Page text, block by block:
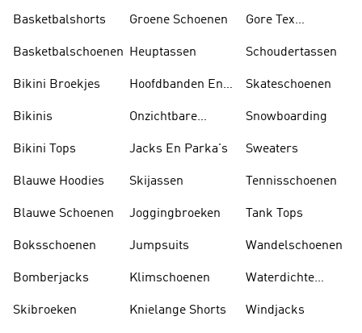
Basketbalshorts
Basketbalschoenen
Bikini Broekjes
Bikinis
Bikini Tops
Blauwe Hoodies
Blauwe Schoenen
Boksschoenen
Bomberjacks
Skibroeken
Groene Schoenen
Heuptassen
Hoofdbanden En
Onzichtbare
Jacks En Parka's
Skijassen
Joggingbroeken
Jumpsuits
Klimschoenen
Knielange Shorts
Gore Tex
Schoudertassen
Skateschoenen
Snowboarding
Sweaters
Tennisschoenen
Tank Tops
Wandelschoenen
Waterdichte
Windjacks